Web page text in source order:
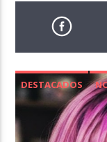
DESTACADOS